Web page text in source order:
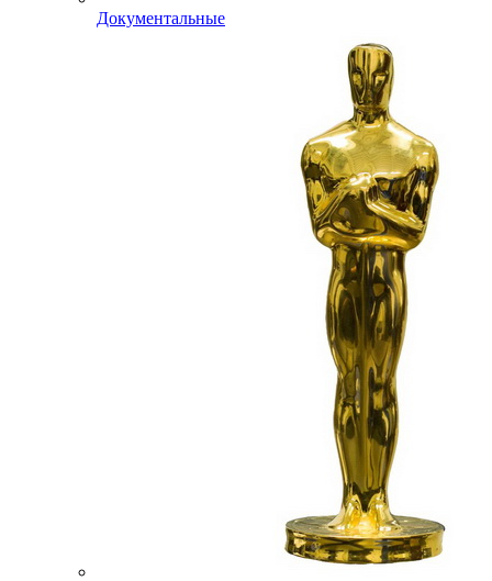
Документальные